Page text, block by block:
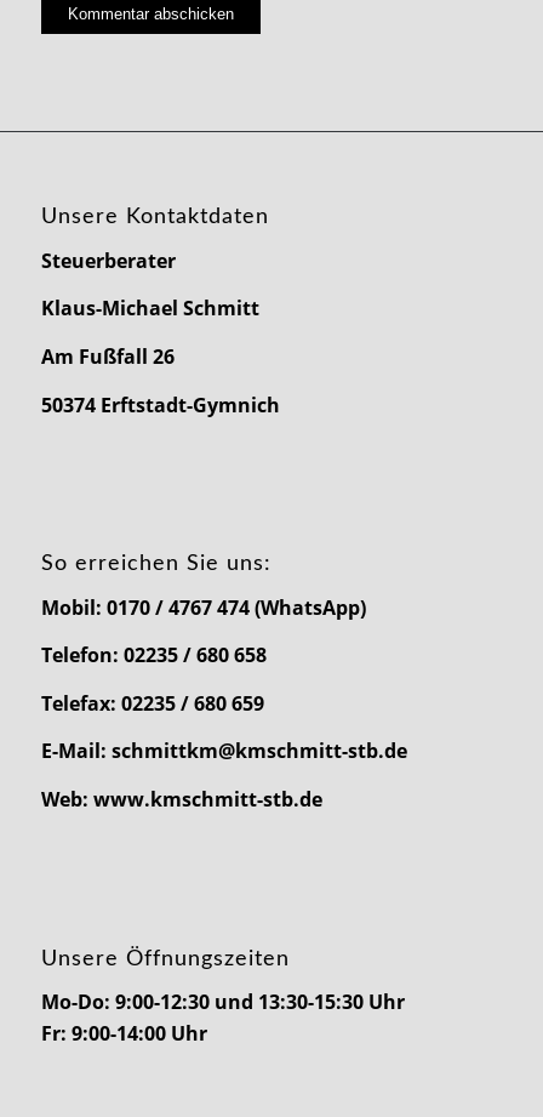
Unsere Kontaktdaten
Steuerberater
Klaus-Michael Schmitt
Am Fußfall 26
50374 Erftstadt-Gymnich
So erreichen Sie uns:
Mobil: 0170 / 4767 474 (WhatsApp)
Telefon: 02235 / 680 658
Telefax: 02235 / 680 659
E-Mail: schmittkm@kmschmitt-stb.de
Web: www.kmschmitt-stb.de
Unsere Öffnungszeiten
Mo-Do: 9:00-12:30 und 13:30-15:30 Uhr
Fr: 9:00-14:00 Uhr